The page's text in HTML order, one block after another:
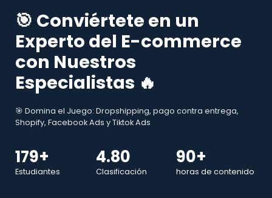
🎯 Conviértete en un
Experto del E-commerce
con Nuestros
Especialistas 🔥
🎯 Domina el Juego: Dropshipping, pago contra entrega,
Shopify, Facebook Ads y Tiktok Ads
179+
Estudiantes
4.80
Clasificación
90+
horas de contenido